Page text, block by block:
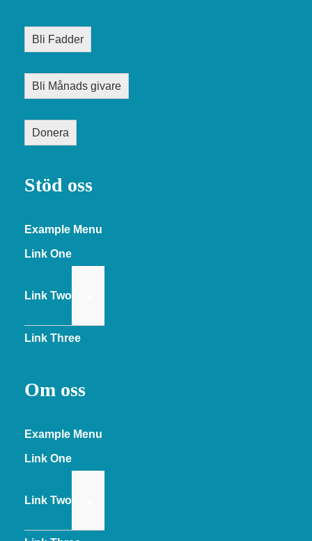
Bli Fadder
Bli Månads givare
Donera
Stöd oss
Example Menu
Link One
Link Two
Link Three
Om oss
Example Menu
Link One
Link Two